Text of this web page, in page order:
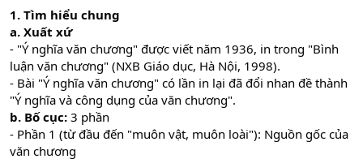
1. Tìm hiểu chung
a. Xuất xứ
- "Ý nghĩa văn chương" được viết năm 1936, in trong "Bình
luận văn chương" (NXB Giáo dục, Hà Nội, 1998).
- Bài "Ý nghĩa văn chương" có lần in lại đã đổi nhan đề thành
"Ý nghĩa và công dụng của văn chương".
b. Bố cục: 3 phần
- Phần 1 (từ đầu đến "muôn vật, muôn loài"): Nguồn gốc của
văn chương